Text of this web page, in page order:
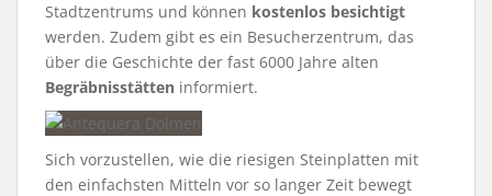
Stadtzentrums und können kostenlos besichtigt
werden. Zudem gibt es ein Besucherzentrum, das
über die Geschichte der fast 6000 Jahre alten
Begräbnisstätten informiert.
Sich vorzustellen, wie die riesigen Steinplatten mit
den einfachsten Mitteln vor so langer Zeit bewegt